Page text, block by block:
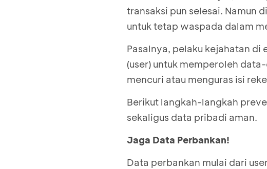
transaksi pun selesai. Namun
untuk tetap waspada dalam
Pasalnya, pelaku kejahatan
(user) untuk memperoleh
mencuri atau menguras isi
Berikut langkah-langkah
sekaligus data pribadi aman.
Jaga Data Perbankan!
Data perbankan mulai dari